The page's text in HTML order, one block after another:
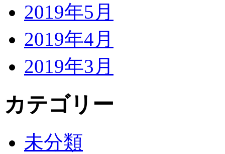
2019年5月
2019年4月
2019年3月
カテゴリー
未分類